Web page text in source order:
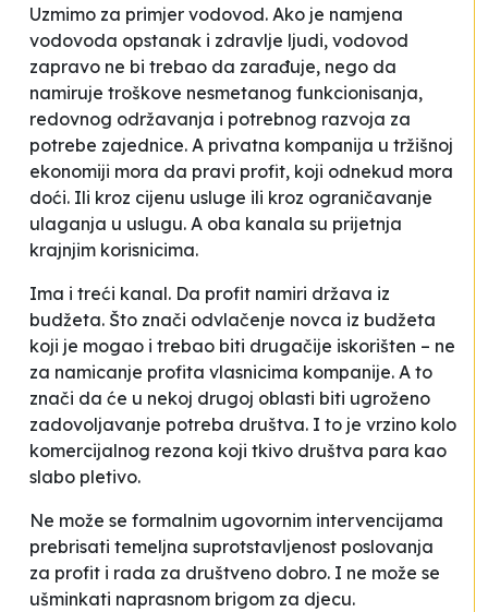
Uzmimo za primjer vodovod. Ako je namjena
vodovoda opstanak i zdravlje ljudi, vodovod
zapravo ne bi trebao da zarađuje, nego da
namiruje troškove nesmetanog funkcionisanja,
redovnog održavanja i potrebnog razvoja za
potrebe zajednice. A privatna kompanija u tržišnoj
ekonomiji mora da pravi profit, koji odnekud mora
doći. Ili kroz cijenu usluge ili kroz ograničavanje
ulaganja u uslugu. A oba kanala su prijetnja
krajnjim korisnicima.
Ima i treći kanal. Da profit namiri država iz
budžeta. Što znači odvlačenje novca iz budžeta
koji je mogao i trebao biti drugačije iskorišten – ne
za namicanje profita vlasnicima kompanije. A to
znači da će u nekoj drugoj oblasti biti ugroženo
zadovoljavanje potreba društva. I to je vrzino kolo
komercijalnog rezona koji tkivo društva para kao
slabo pletivo.
Ne može se formalnim ugovornim intervencijama
prebrisati temeljna suprotstavljenost poslovanja
za profit i rada za društveno dobro. I ne može se
ušminkati naprasnom brigom za djecu.